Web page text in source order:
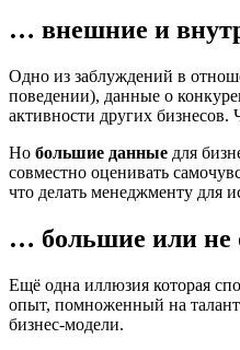
… внешние и
Одно из заблуждений в
поведении), данные о
активности других бизнесов.
Но большие данные для
совместно оценивать
что делать менеджменту для
… большие или не
Ещё одна иллюзия которая
опыт, помноженный на талант
бизнес-модели.